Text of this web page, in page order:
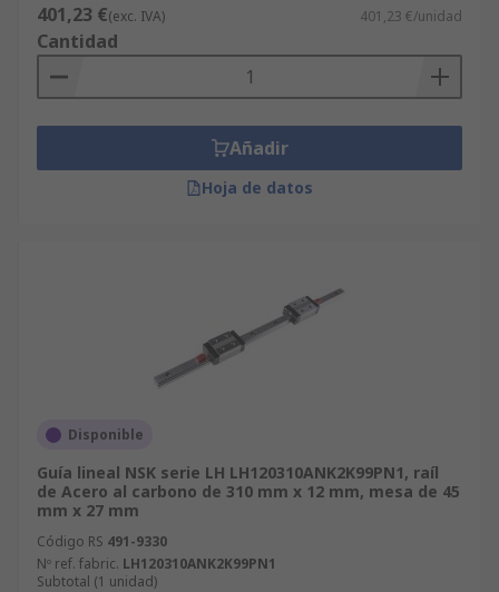
401,23 €(exc. IVA) 401,23 €/unidad
Cantidad
Añadir
Hoja de datos
Disponible
Guía lineal NSK serie LH LH120310ANK2K99PN1, raíl
de Acero al carbono de 310 mm x 12 mm, mesa de 45
mm x 27 mm
Código RS 491-9330
Nº ref. fabric. LH120310ANK2K99PN1
Subtotal (1 unidad)